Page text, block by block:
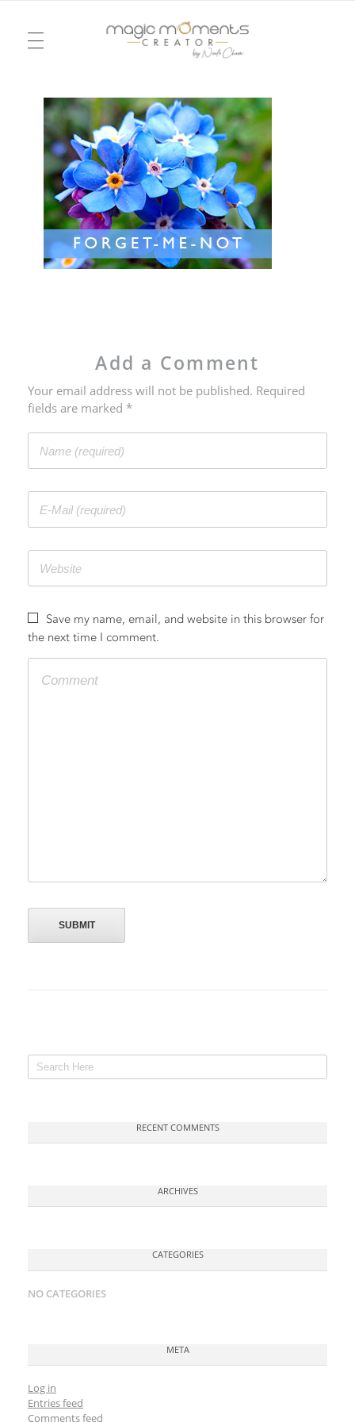
Magic Moments Creator
Pour un mariage ou un anniversaire, une soirée ou un week-end, je vous emmène dans la réalité d’un rêve, dessiné à l’image du vôtre. Je serai votre agence d’émotions !
FASHION
CHRONICLES
MEETINGS
EVENTS
WEDDING
Add a Comment
Your email address will not be published. Required
fields are marked *
Save my name, email, and website in this browser for
the next time I comment.
RECENT COMMENTS
ARCHIVES
CATEGORIES
NO CATEGORIES
META
Log in
Entries feed
Comments feed